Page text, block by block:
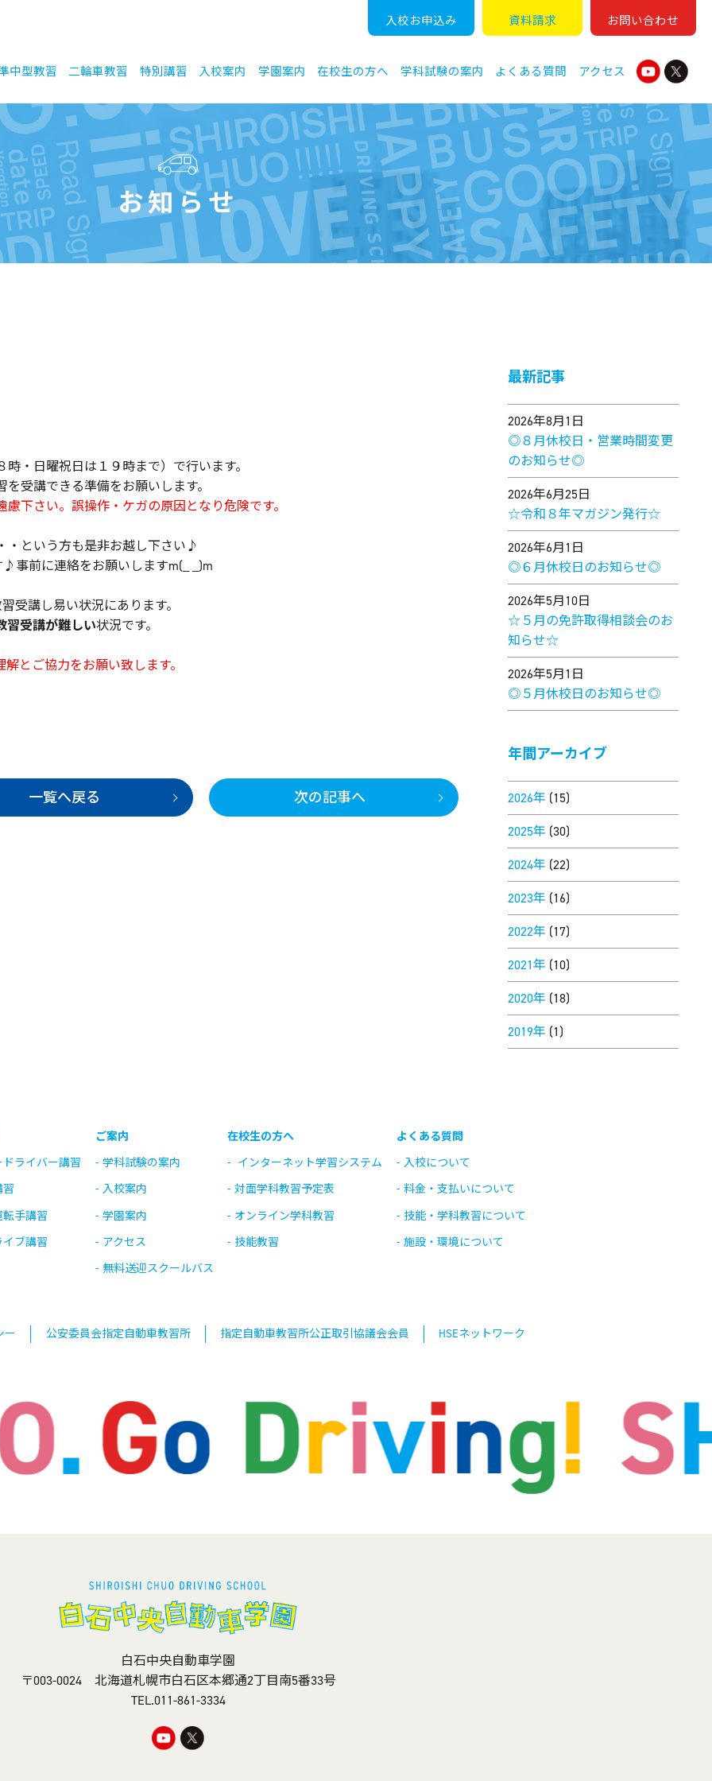
入校お申込み 資料請求 お問い合わせ
中型教習 二輪車教習 特別講習 入校案内 学園案内 在校生の方へ 学科試験の案内 よくある質問 アクセス
お知らせ
・日曜祝日は１９時まで）で行います。
受講できる準備をお願いします。
下さい。誤操作・ケガの原因となり危険です。
・という方も是非お越し下さい♪
事前に連絡をお願いしますm(_ _)m
受講し易い状況にあります。
習受講が難しい状況です。
とご協力をお願い致します。
一覧へ戻る 次の記事へ
最新記事
2026年8月1日
◎８月休校日・営業時間変更
のお知らせ◎
2026年6月25日
☆令和８年マガジン発行☆
2026年6月1日
◎６月休校日のお知らせ◎
2026年5月10日
☆５月の免許取得相談会のお
知らせ☆
2026年5月1日
◎５月休校日のお知らせ◎
年間アーカイブ
2026年 (15)
2025年 (30)
2024年 (22)
2023年 (16)
2022年 (17)
2021年 (10)
2020年 (18)
2019年 (1)
ドライバー講習
習
手講習
ブ講習
ご案内
学科試験の案内
入校案内
学園案内
アクセス
無料送迎スクールバス
在校生の方へ
インターネット学習システム
対面学科教習予定表
オンライン学科教習
技能教習
よくある質問
入校について
料金・支払いについて
技能・学科教習について
施設・環境について
ー 公安委員会指定自動車教習所 指定自動車教習所公正取引協議会会員 HSEネットワーク
白石中央自動車学園
〒003-0024 北海道札幌市白石区本郷通2丁目南5番33号
TEL.011-861-3334